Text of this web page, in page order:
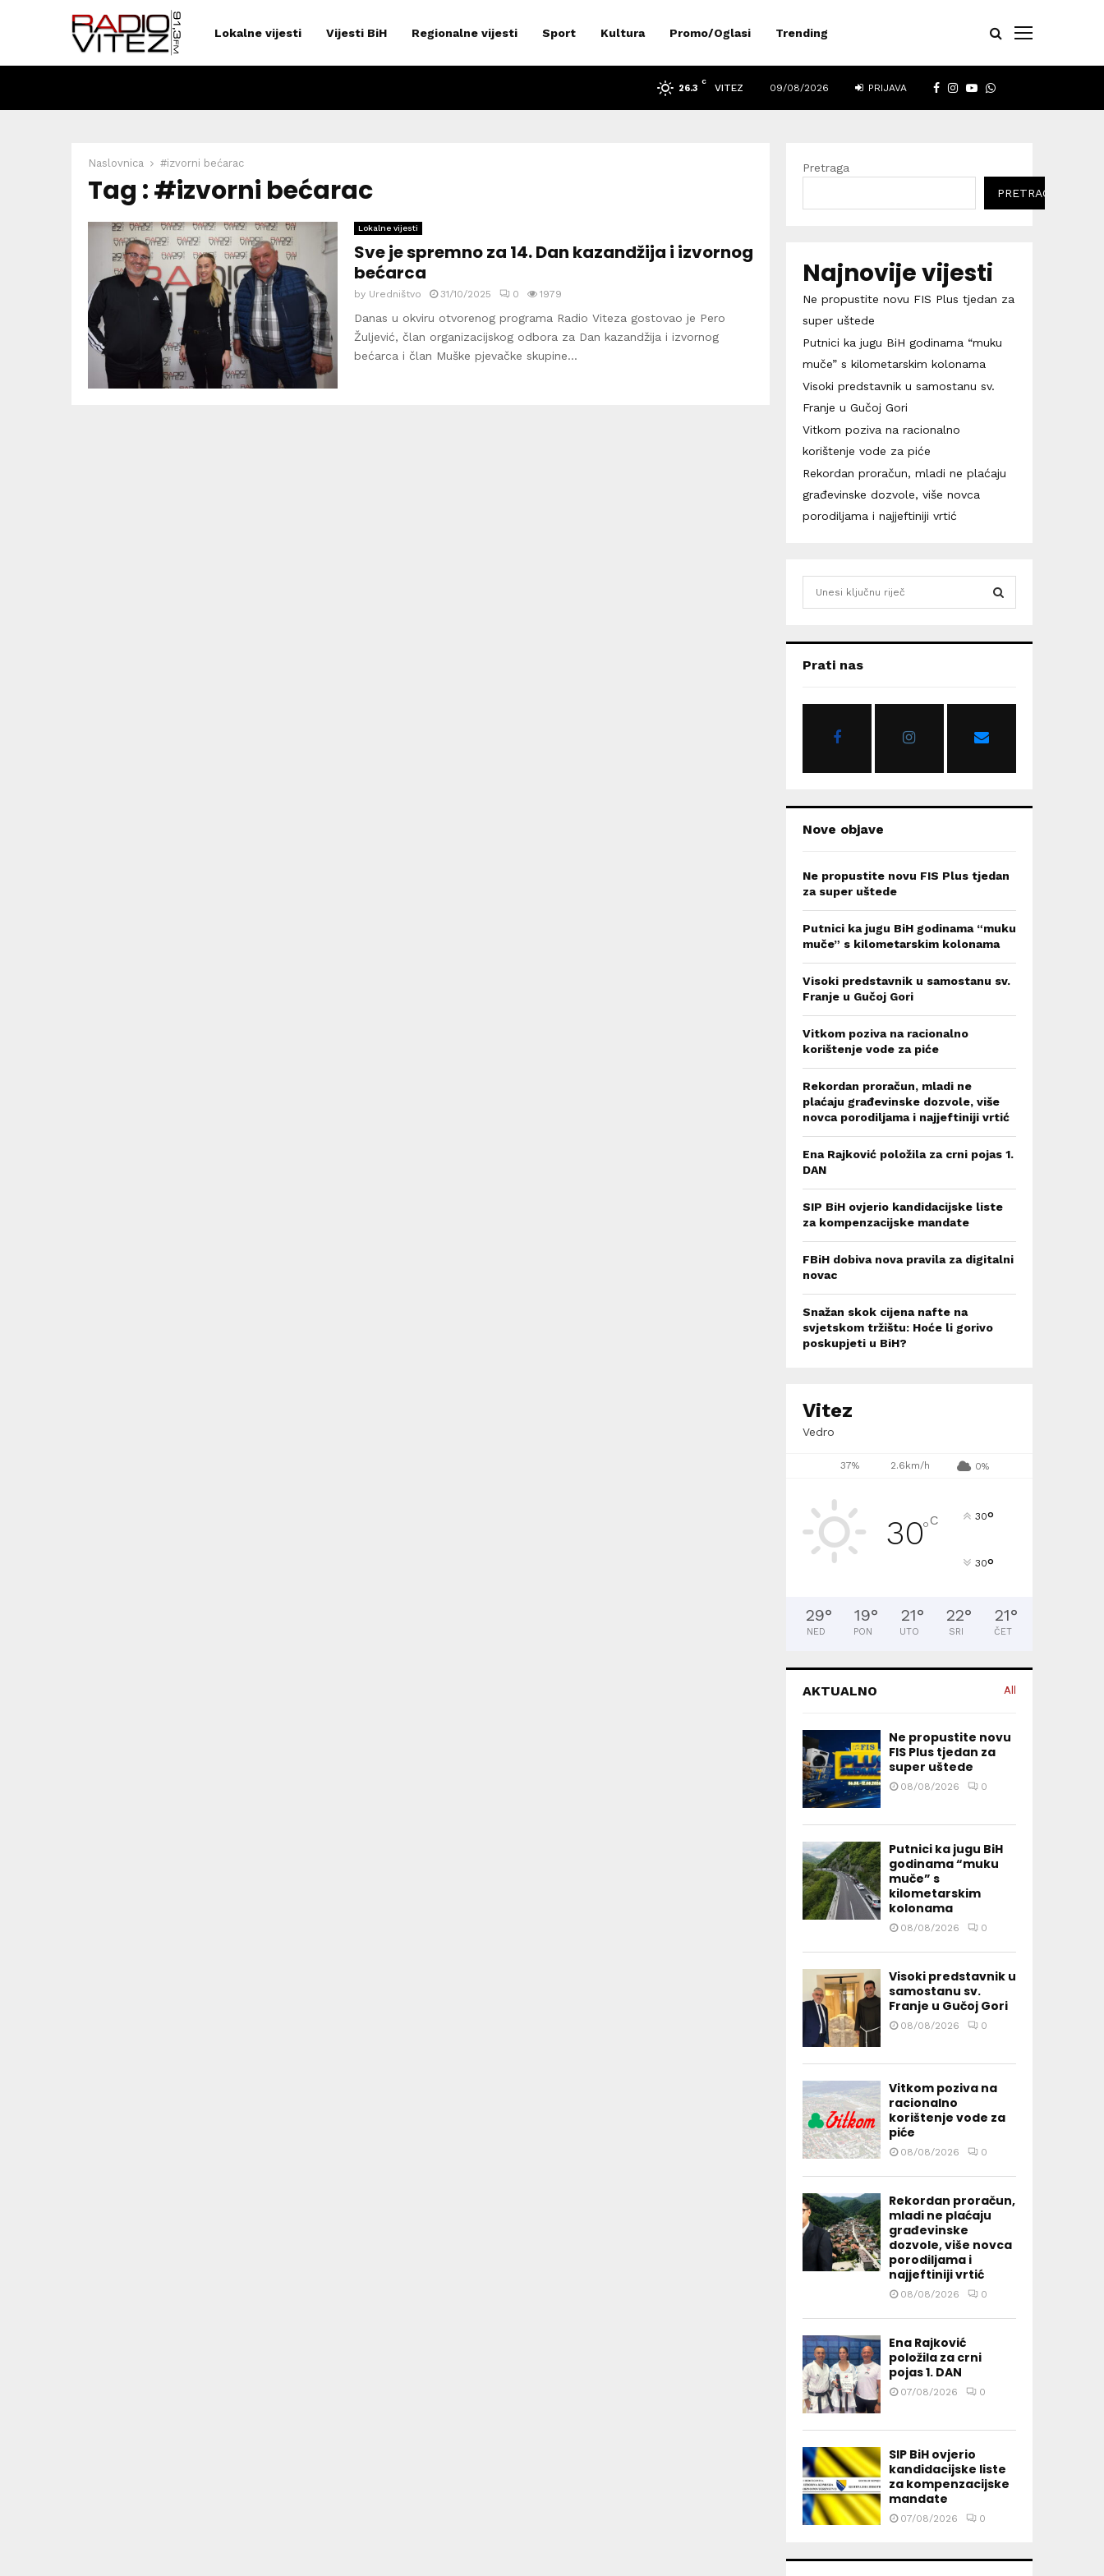
Lokalne vijesti Vijesti BiH Regionalne vijesti Sport Kultura Promo/Oglasi Trending
FACEBOOK
INSTAGRAM
YOUTUBE
WHATSAPP
26.3
C
VITEZ 09/08/2026 PRIJAVA
Naslovnica #izvorni bećarac
Tag : #izvorni bećarac
Lokalne vijesti
Sve je spremno za 14. Dan kazandžija i izvornog
bećarca
by Uredništvo 31/10/2025 0 1979
Danas u okviru otvorenog programa Radio Viteza gostovao je Pero
Žuljević, član organizacijskog odbora za Dan kazandžija i izvornog
bećarca i član Muške pjevačke skupine...
Pretraga
PRETRAGA
Najnovije vijesti
Ne propustite novu FIS Plus tjedan za
super uštede
Putnici ka jugu BiH godinama “muku
muče” s kilometarskim kolonama
Visoki predstavnik u samostanu sv.
Franje u Gučoj Gori
Vitkom poziva na racionalno
korištenje vode za piće
Rekordan proračun, mladi ne plaćaju
građevinske dozvole, više novca
porodiljama i najjeftiniji vrtić
h
o
Prati nas
Nove objave
Ne propustite novu FIS Plus tjedan
za super uštede
Putnici ka jugu BiH godinama “muku
muče” s kilometarskim kolonama
Visoki predstavnik u samostanu sv.
Franje u Gučoj Gori
Vitkom poziva na racionalno
korištenje vode za piće
Rekordan proračun, mladi ne
plaćaju građevinske dozvole, više
novca porodiljama i najjeftiniji vrtić
Ena Rajković položila za crni pojas 1.
DAN
SIP BiH ovjerio kandidacijske liste
za kompenzacijske mandate
FBiH dobiva nova pravila za digitalni
novac
Snažan skok cijena nafte na
svjetskom tržištu: Hoće li gorivo
poskupjeti u BiH?
Vitez
Vedro
37% 2.6km/h 0%
30°C 30°
30°
29°
NED
19°
PON
21°
UTO
22°
SRI
21°
ČET
AKTUALNO All
Ne propustite novu
FIS Plus tjedan za
super uštede
08/08/2026 0
Putnici ka jugu BiH
godinama “muku
muče” s
kilometarskim
kolonama
08/08/2026 0
Visoki predstavnik u
samostanu sv.
Franje u Gučoj Gori
08/08/2026 0
Vitkom poziva na
racionalno
korištenje vode za
piće
08/08/2026 0
Rekordan proračun,
mladi ne plaćaju
građevinske
dozvole, više novca
porodiljama i
najjeftiniji vrtić
08/08/2026 0
Ena Rajković
položila za crni
pojas 1. DAN
07/08/2026 0
SIP BiH ovjerio
kandidacijske liste
za kompenzacijske
mandate
07/08/2026 0